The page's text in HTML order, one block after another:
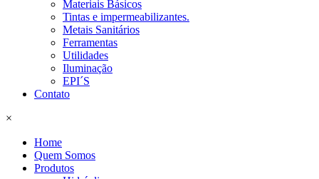
Materiais Básicos
Tintas e impermeabilizantes.
Metais Sanitários
Ferramentas
Utilidades
Iluminação
EPI´S
Contato
×
Home
Quem Somos
Produtos